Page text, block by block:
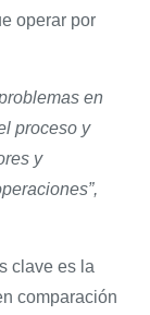
operar por
en
proceso y
y
clave es la
comparación